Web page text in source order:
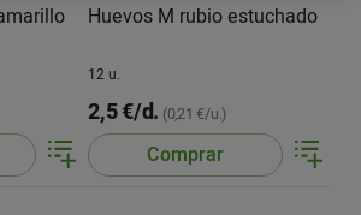
Huevos M rubio estuchado
12 u.
2,5 €/d. (0,21 €/u.)
Comprar